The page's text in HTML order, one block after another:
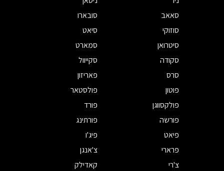
סאאב
סובארו
סוזוקי
סיאט
סיטרואן
סמארט
סקודה
סקייוול
סרס
פאריזון
פוטון
פולסטאר
פולקסווגן
פורד
פורשה
פורתינג
פיאט
פיג'ו
פרארי
צ'אנגן
צ'רי
קאדילק